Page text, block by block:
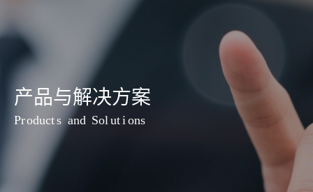
产品与解决方案
Products and Solutions